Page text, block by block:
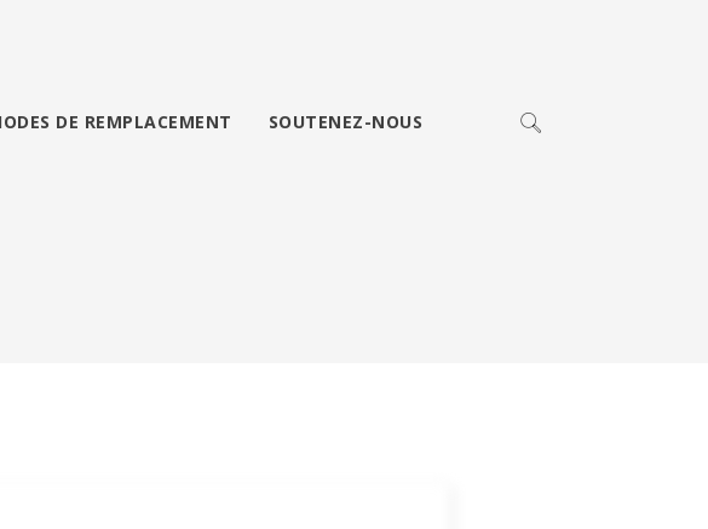
DE REMPLACEMENT SOUTENEZ-NOUS